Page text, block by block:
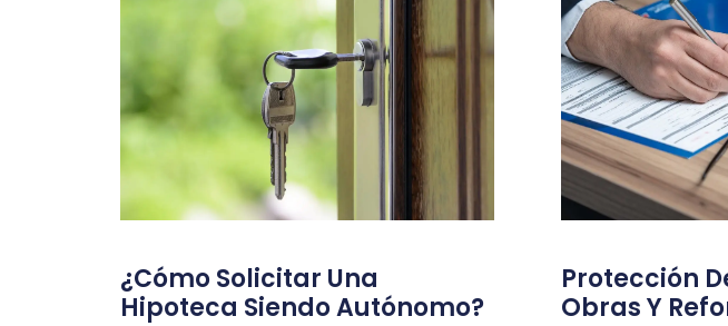
¿Cómo Solicitar Una
Hipoteca Siendo Autónomo?
Protección
Obras Y